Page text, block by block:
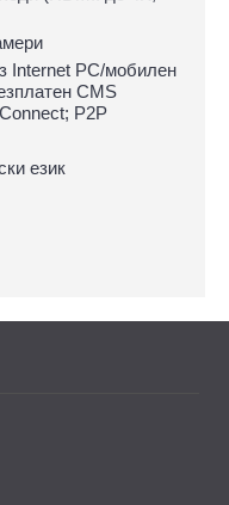
Internet PC/мобилен
CMS
P2P
език